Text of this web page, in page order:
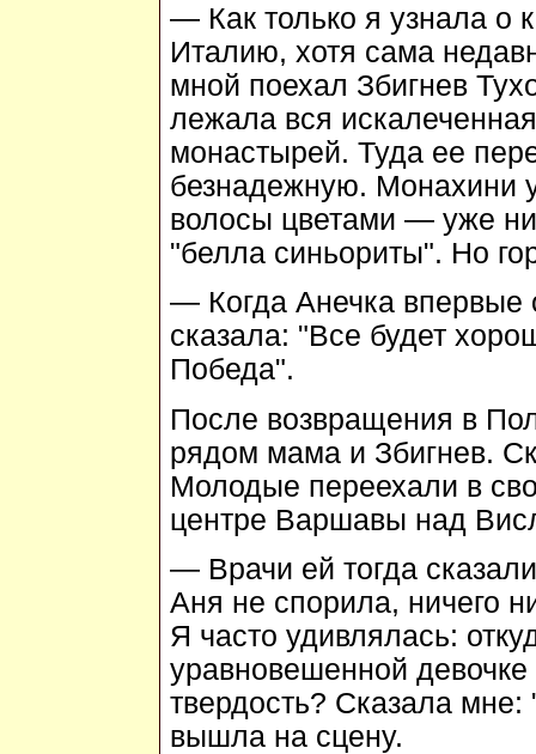
— Как только я узнала о
Италию, хотя сама
мной поехал Збигнев
лежала вся
монастырей. Туда ее
безнадежную. Монахини
волосы цветами — уже
"белла синьориты". Но
— Когда Анечка впервые
сказала: "Все будет
Победа".
После возвращения в
рядом мама и Збигнев.
Молодые переехали в
центре Варшавы над
— Врачи ей тогда
Аня не спорила, ничего
Я часто удивлялась:
уравновешенной
твердость? Сказала
вышла на сцену.